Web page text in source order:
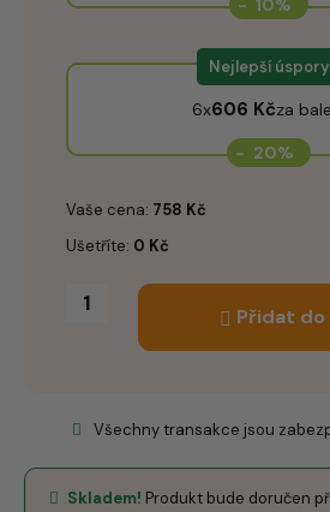
- 10%
6x606 Kčza
- 20%
Nejlepší úspory
Vaše cena: 758 Kč
Ušetříte: 0 Kč
Přidat do
Všechny transakce jsou
Skladem! Produkt bude doručen